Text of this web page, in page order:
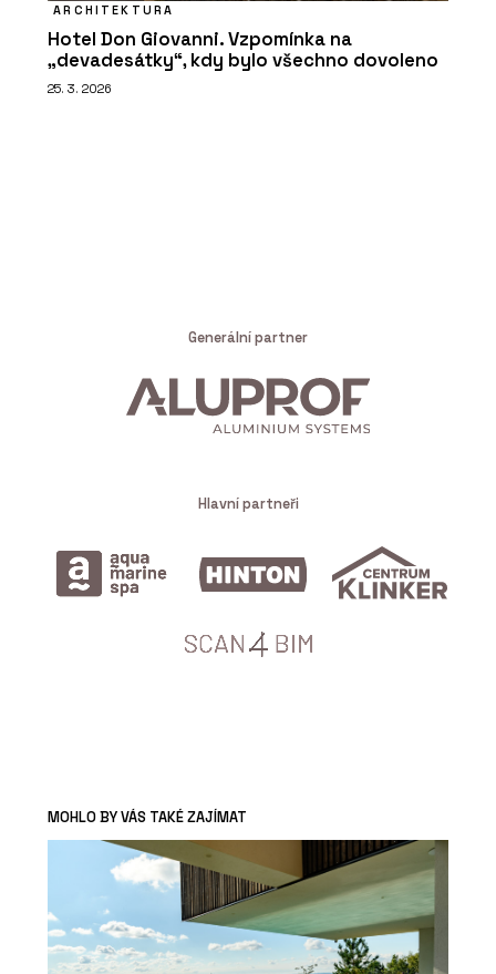
ARCHITEKTURA
Hotel Don Giovanni. Vzpomínka na
„devadesátky“, kdy bylo všechno dovoleno
25. 3. 2026
Generální partner
Hlavní partneři
MOHLO BY VÁS TAKÉ ZAJÍMAT